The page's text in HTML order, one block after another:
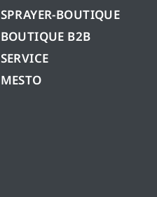
SPRAYER-BOUTIQUE
BOUTIQUE B2B
SERVICE
MESTO